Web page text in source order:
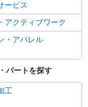
ービス
アクティブワーク
・アパレル
パートを探す
工